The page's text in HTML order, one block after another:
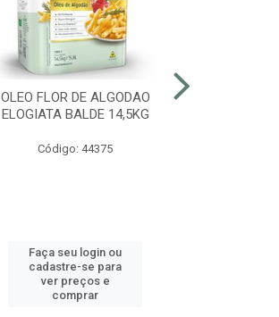
OLEO FLOR DE ALGODAO
ELOGIATA BALDE 14,5KG
Código: 44375
Faça seu login ou
cadastre-se para
ver preços e
comprar